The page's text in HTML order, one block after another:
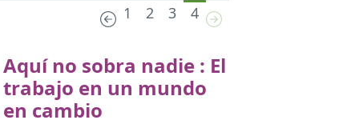
1 2 3 4
Aquí no sobra nadie : El
trabajo en un mundo
en cambio